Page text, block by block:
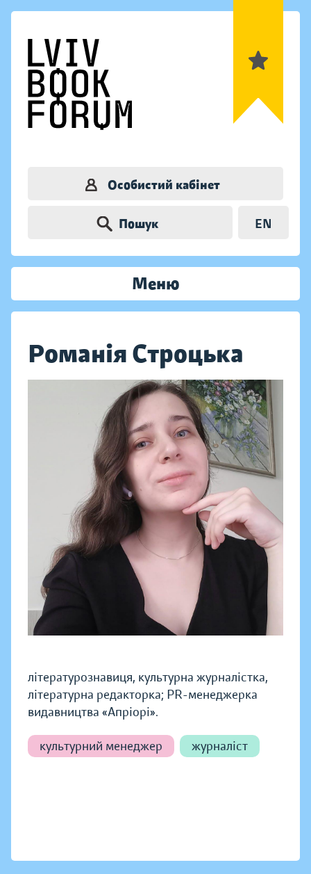
Особистий кабінет
Пошук EN
Меню
Романія Строцька
літературознавиця, культурна журналістка,
літературна редакторка; PR-менеджерка
видавництва «Апріорі».
культурний менеджер журналіст